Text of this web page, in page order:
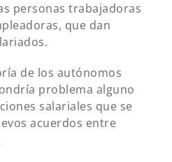
personas trabajadoras
que dan
de los autónomos
problema alguno
salariales que se
acuerdos entre